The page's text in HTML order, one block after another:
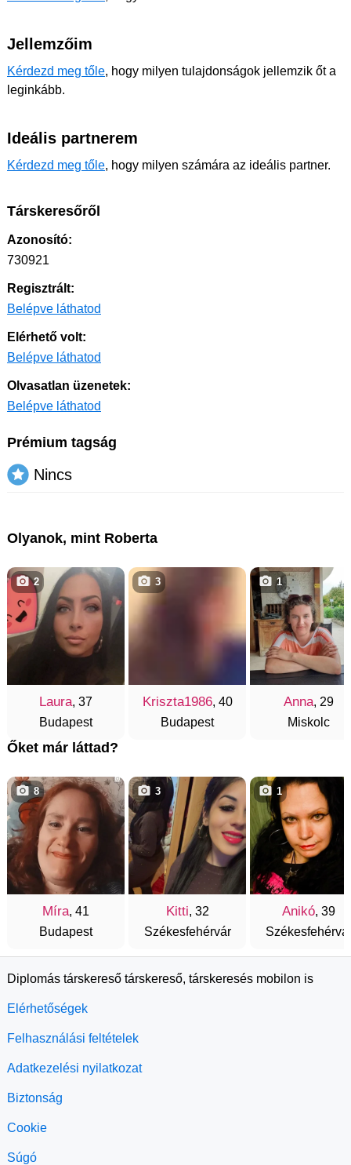
Jellemzőim
Kérdezd meg tőle, hogy milyen tulajdonságok jellemzik őt a
leginkább.
Ideális partnerem
Kérdezd meg tőle, hogy milyen számára az ideális partner.
Társkeresőről
Azonosító:
730921
Regisztrált:
Belépve láthatod
Elérhető volt:
Belépve láthatod
Olvasatlan üzenetek:
Belépve láthatod
Prémium tagság
Nincs
Olyanok, mint Roberta
Laura, 37
Budapest
2
Kriszta1986, 40
Budapest
3
Anna, 29
Miskolc
1
Őket már láttad?
Míra, 41
Budapest
8
Kitti, 32
Székesfehérvár
3
Anikó, 39
1
Diplomás társkereső társkereső, társkeresés mobilon is
Elérhetőségek
Felhasználási feltételek
Adatkezelési nyilatkozat
Biztonság
Cookie
Súgó